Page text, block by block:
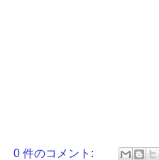
0 件のコメント: